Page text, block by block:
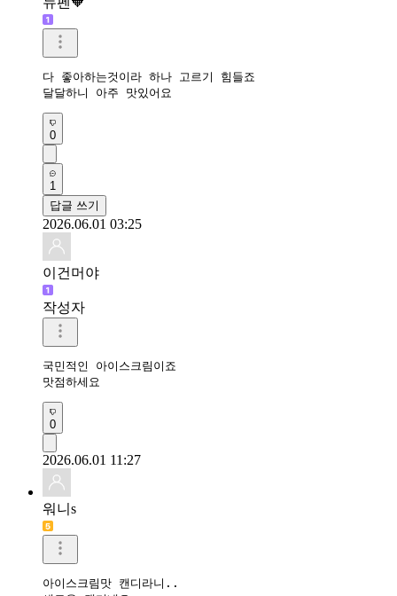
다 좋아하는것이라 하나 고르기 힘들죠
달달하니 아주 맛있어요
0
1
답글 쓰기
2026.06.01 03:25
이건머야
작성자
국민적인 아이스크림이죠
맛점하세요
0
2026.06.01 11:27
워니s
아이스크림맛 캔디라니..